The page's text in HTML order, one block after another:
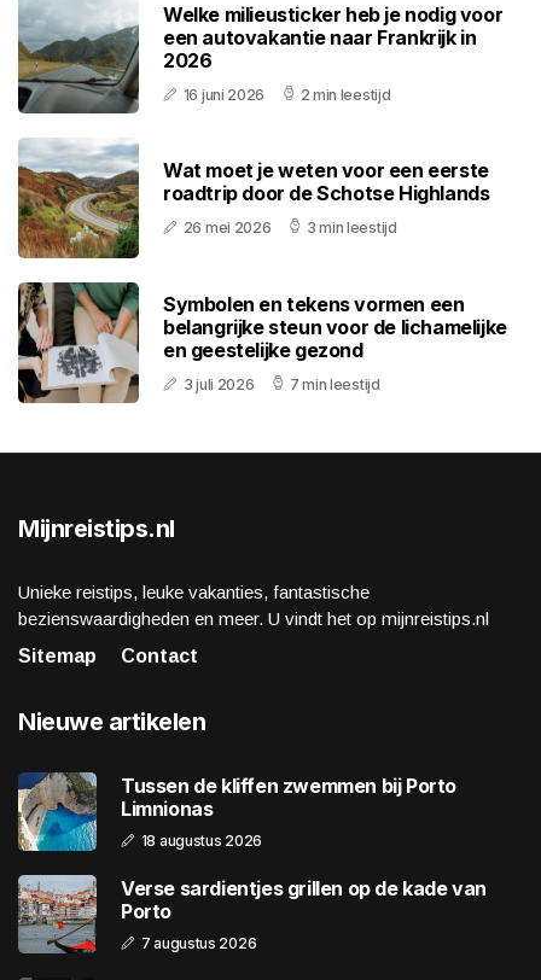
Welke milieusticker heb je nodig voor
een autovakantie naar Frankrijk in
2026
16 juni 2026 2 min leestijd
Wat moet je weten voor een eerste
roadtrip door de Schotse Highlands
26 mei 2026 3 min leestijd
Symbolen en tekens vormen een
belangrijke steun voor de lichamelijke
en geestelijke gezond
3 juli 2026 7 min leestijd
Mijnreistips.nl
Unieke reistips, leuke vakanties, fantastische
bezienswaardigheden en meer. U vindt het op mijnreistips.nl
Sitemap
Contact
Nieuwe artikelen
Tussen de kliffen zwemmen bij Porto
Limnionas
18 augustus 2026
Verse sardientjes grillen op de kade van
Porto
7 augustus 2026